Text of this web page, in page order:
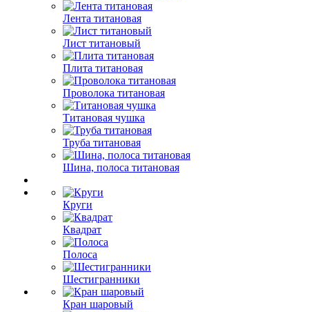
Лента титановая
Лист титановый
Плита титановая
Проволока титановая
Титановая чушка
Труба титановая
Шина, полоса титановая
Круги
Квадрат
Полоса
Шестигранники
Кран шаровый